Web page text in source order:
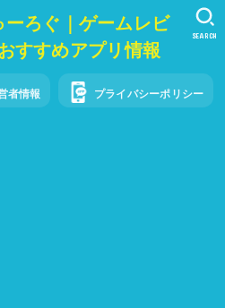
ろぐ｜ゲームレビ
すすめアプリ情報
者情報 プライバシーポリシー
SEARCH